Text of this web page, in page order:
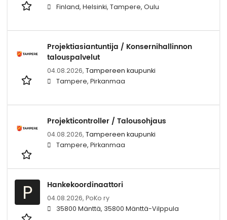
Finland, Helsinki, Tampere, Oulu
Projektiasiantuntija / Konsernihallinnon
talouspalvelut
04.08.2026, Tampereen kaupunki
Tampere, Pirkanmaa
Projekticontroller / Talousohjaus
04.08.2026, Tampereen kaupunki
Tampere, Pirkanmaa
P Hankekoordinaattori
04.08.2026, PoKo ry
35800 Mänttä, 35800 Mänttä-Vilppula